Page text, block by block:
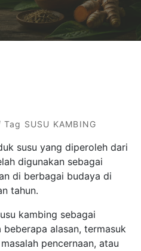
Tag SUSU KAMBING
susu yang diperoleh dari
digunakan sebagai
di berbagai budaya di
tahun.
kambing sebagai
alasan, termasuk
pencernaan, atau